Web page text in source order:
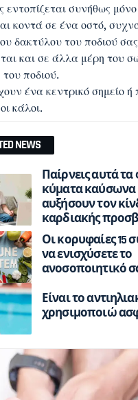
εντοπίζεται συνήθως
κοντά σε ένα οστό,
δακτύλου του ποδιού
και σε άλλα μέρη του
ποδιού.
ένα κεντρικό σημείο
κάλοι.
NEWS
Παίρνεις αυτά
κύματα καύσωνα
αυξήσουν τον
καρδιακής
Οι κορυφαίες 15
να ενισχύσετε το
ανοσοποιητικό
Είναι το
χρησιμοποιώ